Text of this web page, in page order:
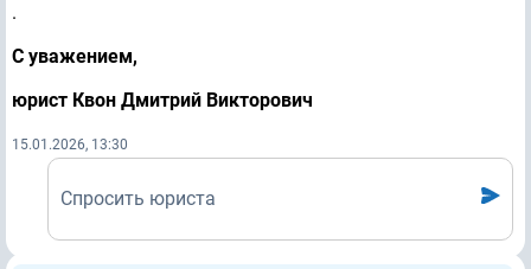
.
С уважением,
юрист Квон Дмитрий Викторович
15.01.2026, 13:30
Спросить юриста